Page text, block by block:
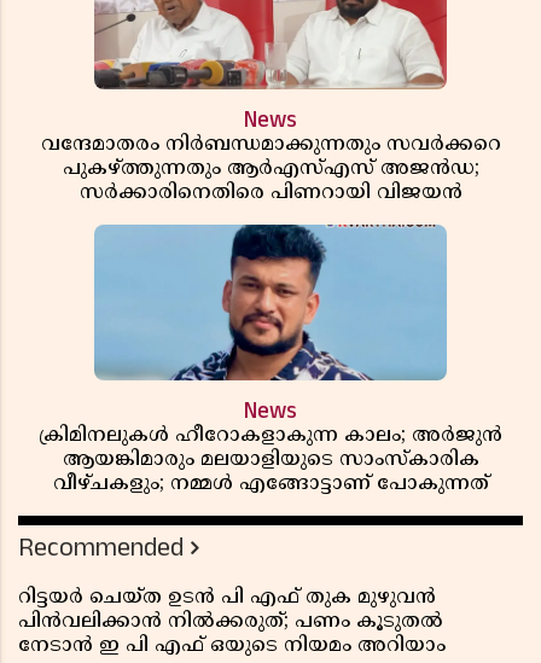
News
വന്ദേമാതരം നിർബന്ധമാക്കുന്നതും സവർക്കറെ
പുകഴ്ത്തുന്നതും ആർഎസ്എസ് അജൻഡ;
സർക്കാരിനെതിരെ പിണറായി വിജയൻ
News
ക്രിമിനലുകൾ ഹീറോകളാകുന്ന കാലം; അർജുൻ
ആയങ്കിമാരും മലയാളിയുടെ സാംസ്കാരിക
വീഴ്ചകളും; നമ്മൾ എങ്ങോട്ടാണ് പോകുന്നത്
Recommended
റിട്ടയർ ചെയ്ത ഉടൻ പി എഫ് തുക മുഴുവൻ
പിൻവലിക്കാൻ നിൽക്കരുത്; പണം കൂടുതൽ
നേടാൻ ഇ പി എഫ് ഒയുടെ നിയമം അറിയാം